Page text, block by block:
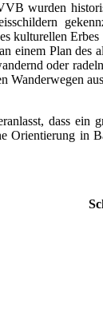
wurden
kulturellen
einem Plan
oder
Wanderwegen
dass ein
Orientierung in